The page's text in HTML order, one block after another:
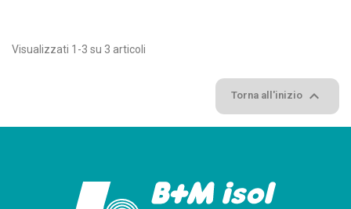
Visualizzati 1-3 su 3 articoli
Torna all'inizio 